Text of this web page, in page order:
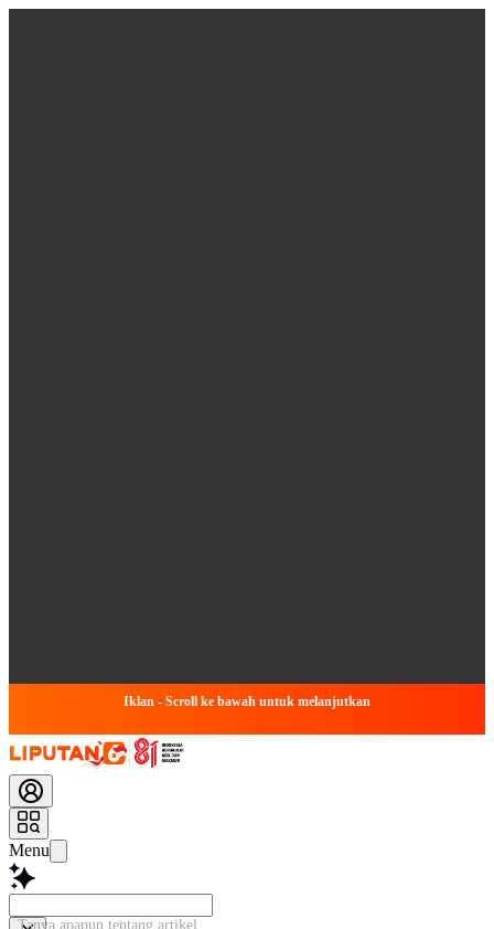
Iklan - Scroll ke bawah untuk melanjutkan
Menu
Tanya apapun tentang artikel ini...